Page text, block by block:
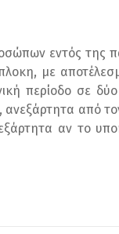
εντός της
με
περίοδο σε
από
αν το